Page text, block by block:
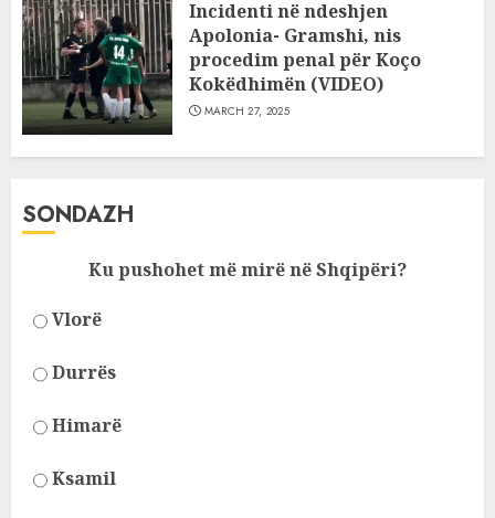
Incidenti në ndeshjen
Apolonia- Gramshi, nis
procedim penal për Koço
Kokëdhimën (VIDEO)
MARCH 27, 2025
SONDAZH
Ku pushohet më mirë në Shqipëri?
Vlorë
Durrës
Himarë
Ksamil